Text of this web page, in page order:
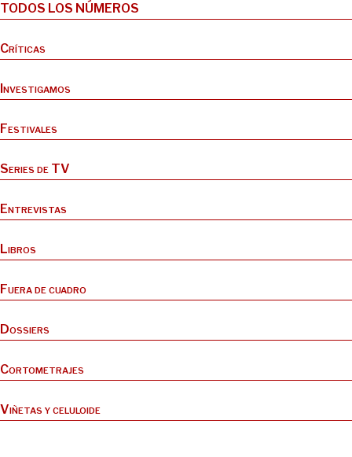
TODOS LOS NÚMEROS
Críticas
Investigamos
Festivales
Series de TV
Entrevistas
Libros
Fuera de cuadro
Dossiers
Cortometrajes
Viñetas y celuloide